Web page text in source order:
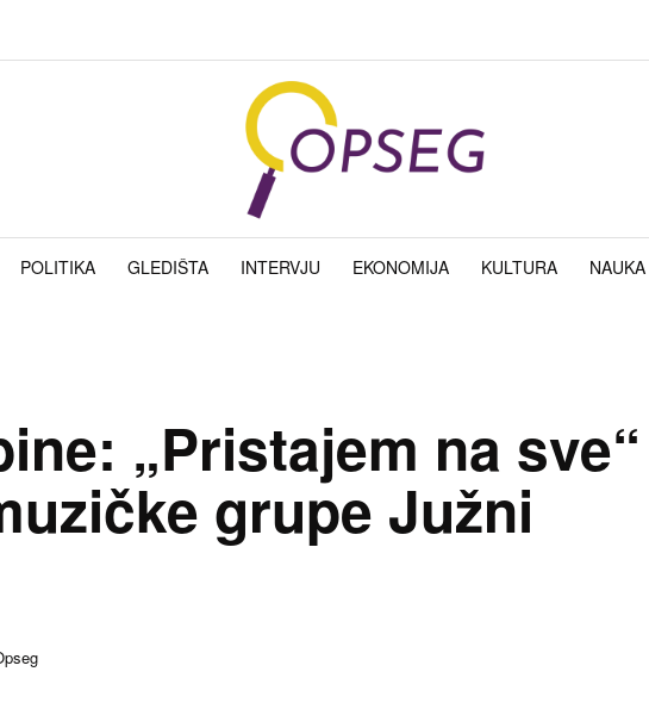
POLITIKA GLEDIŠTA INTERVJU EKONOMIJA KULTURA NAUKA
„Pristajem na sve“
grupe Južni